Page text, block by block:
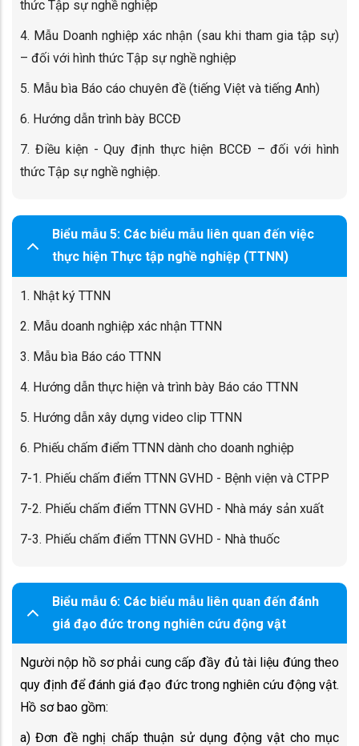
thức Tập sự nghề nghiệp
4. Mẫu Doanh nghiệp xác nhận (sau khi tham gia tập sự)
– đối với hình thức Tập sự nghề nghiệp
5. Mẫu bìa Báo cáo chuyên đề (tiếng Việt và tiếng Anh)
6. Hướng dẫn trình bày BCCĐ
7. Điều kiện - Quy định thực hiện BCCĐ – đối với hình
thức Tập sự nghề nghiệp.
Biểu mẫu 5: Các biểu mẫu liên quan đến việc
thực hiện Thực tập nghề nghiệp (TTNN)
1. Nhật ký TTNN
2. Mẫu doanh nghiệp xác nhận TTNN
3. Mẫu bìa Báo cáo TTNN
4. Hướng dẫn thực hiện và trình bày Báo cáo TTNN
5. Hướng dẫn xây dựng video clip TTNN
6. Phiếu chấm điểm TTNN dành cho doanh nghiệp
7-1. Phiếu chấm điểm TTNN GVHD - Bệnh viện và CTPP
7-2. Phiếu chấm điểm TTNN GVHD - Nhà máy sản xuất
7-3. Phiếu chấm điểm TTNN GVHD - Nhà thuốc
Biểu mẫu 6: Các biểu mẫu liên quan đến đánh
giá đạo đức trong nghiên cứu động vật
Người nộp hồ sơ phải cung cấp đầy đủ tài liệu đúng theo
quy định để đánh giá đạo đức trong nghiên cứu động vật.
Hồ sơ bao gồm:
a) Đơn đề nghị chấp thuận sử dụng động vật cho mục